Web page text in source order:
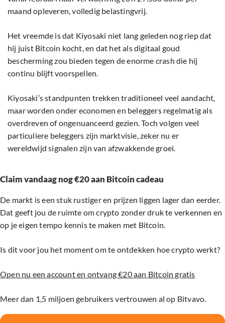
maand opleveren, volledig belastingvrij.
Het vreemde is dat Kiyosaki niet lang geleden nog riep dat
hij juist Bitcoin kocht, en dat het als digitaal goud
bescherming zou bieden tegen de enorme crash die hij
continu blijft voorspellen.
Kiyosaki’s standpunten trekken traditioneel veel aandacht,
maar worden onder economen en beleggers regelmatig als
overdreven of ongenuanceerd gezien. Toch volgen veel
particuliere beleggers zijn marktvisie, zeker nu er
wereldwijd signalen zijn van afzwakkende groei.
Claim vandaag nog €20 aan Bitcoin cadeau
De markt is een stuk rustiger en prijzen liggen lager dan eerder.
Dat geeft jou de ruimte om crypto zonder druk te verkennen en
op je eigen tempo kennis te maken met Bitcoin.
Is dit voor jou het moment om te ontdekken hoe crypto werkt?
Open nu een account en ontvang €20 aan Bitcoin gratis
Meer dan 1,5 miljoen gebruikers vertrouwen al op Bitvavo.